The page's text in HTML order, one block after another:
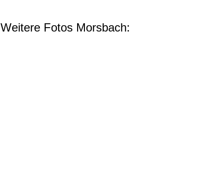
Weitere Fotos Morsbach: